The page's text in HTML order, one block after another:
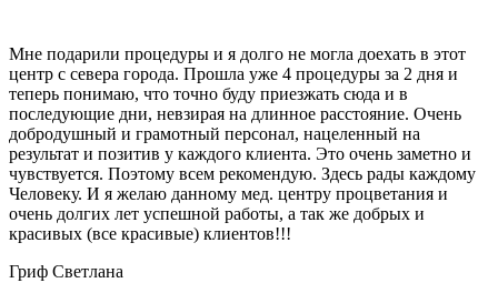
Мне подарили процедуры и я долго не могла доехать в этот
центр с севера города. Прошла уже 4 процедуры за 2 дня и
теперь понимаю, что точно буду приезжать сюда и в
последующие дни, невзирая на длинное расстояние. Очень
добродушный и грамотный персонал, нацеленный на
результат и позитив у каждого клиента. Это очень заметно и
чувствуется. Поэтому всем рекомендую. Здесь рады каждому
Человеку. И я желаю данному мед. центру процветания и
очень долгих лет успешной работы, а так же добрых и
красивых (все красивые) клиентов!!!
Гриф Светлана